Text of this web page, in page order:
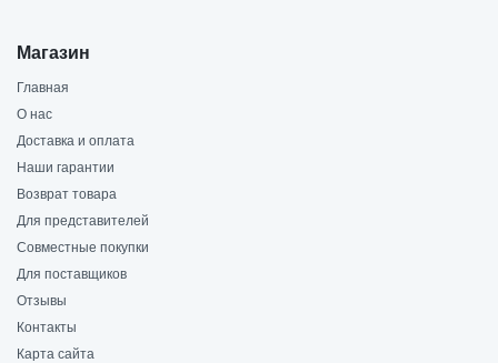
Магазин
Главная
О нас
Доставка и оплата
Наши гарантии
Возврат товара
Для представителей
Совместные покупки
Для поставщиков
Отзывы
Контакты
Карта сайта